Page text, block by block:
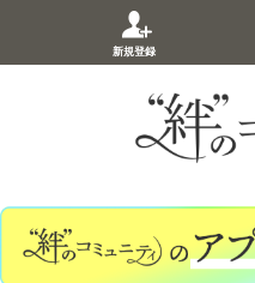
新規登録